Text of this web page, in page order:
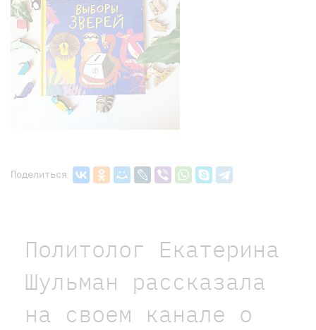
Поделиться
Политолог Екатерина
Шульман рассказала
на своем канале о